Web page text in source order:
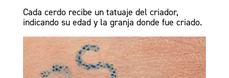
Cada cerdo recibe un tatuaje del criador,
indicando su edad y la granja donde fue criado.